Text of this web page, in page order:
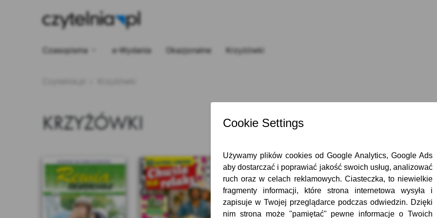
Czasopisma e-Wydania Okazjonalne Krzyżówki
KRZYŻÓWKI